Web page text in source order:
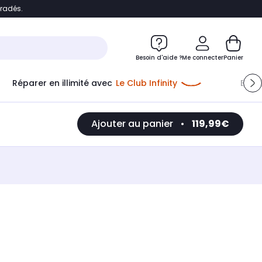
Accéder directement au chatbot
Besoin d'aide ?Me connecterPanier
Réparer en illimité avec Le Club Infinity
Ajouter au panier • 119,99€